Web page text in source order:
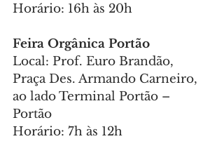
Horário: 16h às 20h
Feira Orgânica Portão
Local: Prof. Euro Brandão,
Praça Des. Armando Carneiro,
ao lado Terminal Portão –
Portão
Horário: 7h às 12h